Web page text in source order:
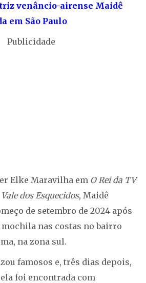
venâncio-airense Maidê
em São Paulo
Publicidade
Elke Maravilha em O Rei da TV
Vale dos Esquecidos, Maidê
de setembro de 2024 após
nas costas no bairro
na zona sul.
famosos e, três dias depois,
foi encontrada com